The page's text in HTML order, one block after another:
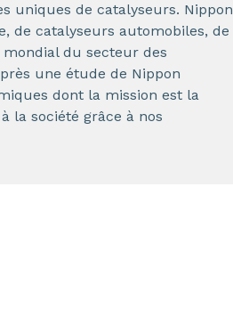
uniques de catalyseurs. Nippon
de catalyseurs automobiles, de
du secteur des
une étude de Nippon
dont la mission est la
la société grâce à nos